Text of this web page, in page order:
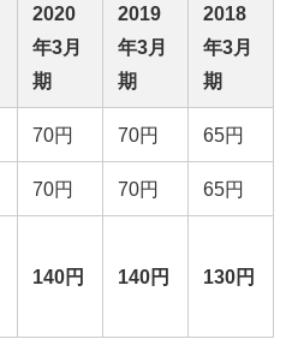
2020
年3月
期
2019
年3月
期
2018
年3月
期
70円 70円 65円
70円 70円 65円
140円 140円 130円